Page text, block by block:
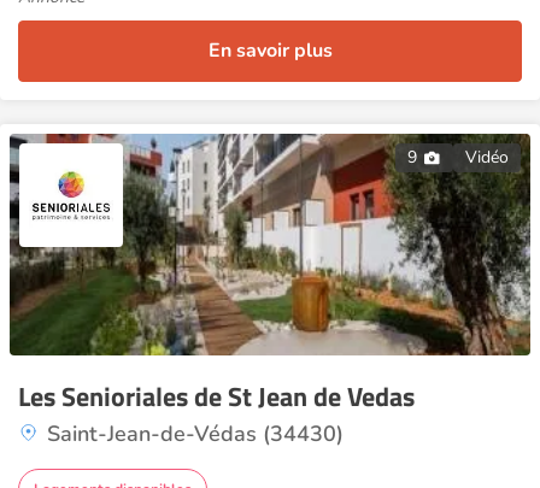
En savoir plus
9 Vidéo
Les Senioriales de St Jean de Vedas
Saint-Jean-de-Védas (34430)